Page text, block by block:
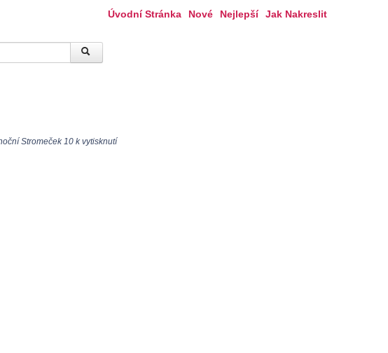
Úvodní Stránka Nové Nejlepší Jak Nakreslit
Stromeček 10 k vytisknutí